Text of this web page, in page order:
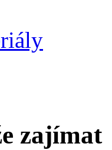
zajímat